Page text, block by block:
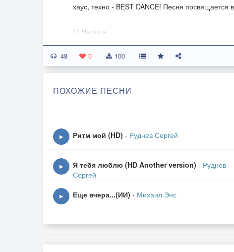
хаус, техно - BEST DANCE! Песня
1) Нафига
Ты уходишь
Вокруг, да около
Где-то бродишь.
Тебе к лицу
Своей попой
Не убегай
Как антилопа!
48 0 100
ПОХОЖИЕ ПЕСНИ
▶ Ритм мой (HD) - Руднев Сергей
▶ Я тебя люблю (HD Another version) - Руднев
Сергей
▶ Еще вчера...(ИИ) - Михаил Энс